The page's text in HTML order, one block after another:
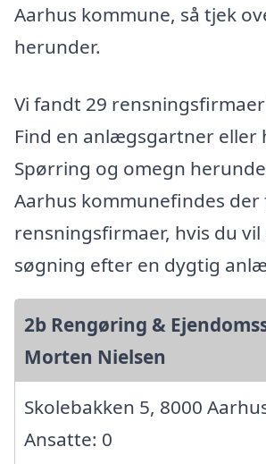
Aarhus kommune, så tjek
herunder.
Vi fandt 29
Find en anlægsgartner
Spørring og omegn
Aarhus kommunefindes der
rensningsfirmaer, hvis du
søgning efter en dygtig
2b Rengøring &
Morten Nielsen
Skolebakken 5, 8000
Ansatte: 0